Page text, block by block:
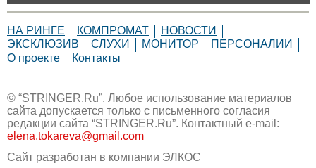
НА РИНГЕ КОМПРОМАТ
НОВОСТИ
ЭКСКЛЮЗИВ
СЛУХИ МОНИТОР
ПЕРСОНАЛИИ
О проекте
Контакты
© “STRINGER.Ru”. Любое использование материалов
сайта допускается только с письменного согласия
редакции сайта “STRINGER.Ru”. Контактный e-mail:
elena.tokareva@gmail.com
Сайт разработан в компании ЭЛКОС